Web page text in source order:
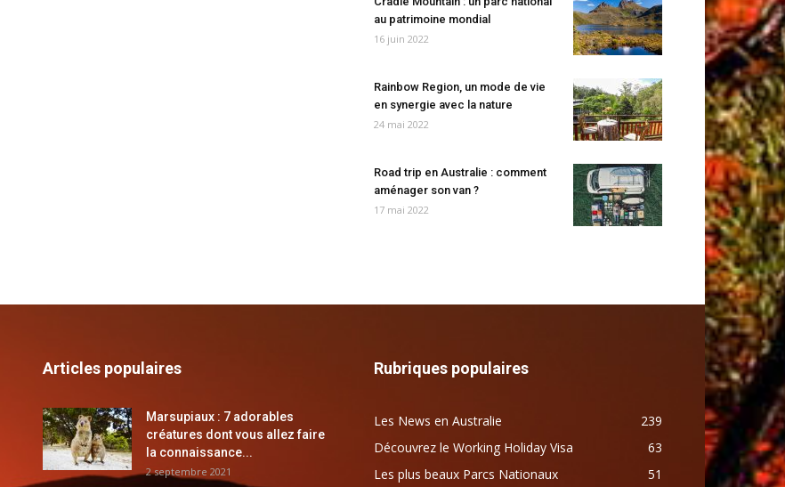
au patrimoine mondial
16 juin 2022
Rainbow Region, un mode de vie
en synergie avec la nature
24 mai 2022
Road trip en Australie : comment
aménager son van ?
17 mai 2022
Articles populaires
Marsupiaux : 7 adorables
créatures dont vous allez faire
la connaissance...
2 septembre 2021
Rubriques populaires
Les News en Australie
239
Découvrez le Working Holiday Visa
63
Les plus beaux Parcs Nationaux
51